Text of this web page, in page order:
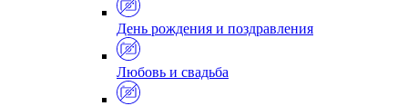
День рождения и поздравления
Любовь и свадьба